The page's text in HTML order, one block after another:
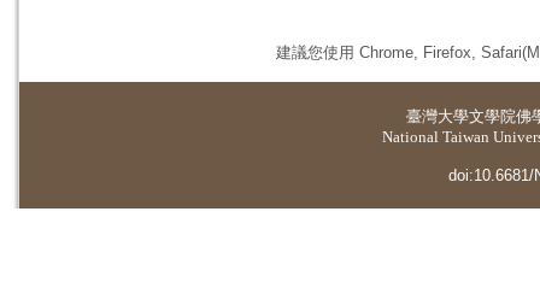
建議您使用 Chrome, Firefox,
臺灣大學文學院佛
National Taiwan
doi:10.6681/